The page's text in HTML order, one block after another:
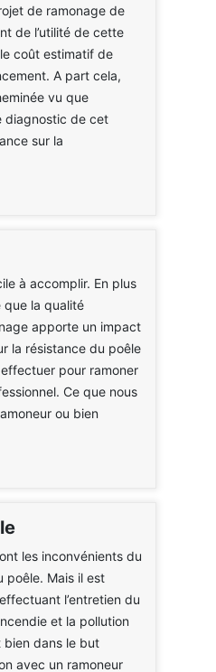
de ramonage de
de l’utilité de cette
coût estimatif de
A part cela,
vu que
diagnostic de cet
sur la
à accomplir. En plus
que la qualité
apporte un impact
la résistance du poêle
pour ramoner
Ce que nous
ou bien
les inconvénients du
poêle. Mais il est
l’entretien du
et la pollution
bien dans le but
avec un ramoneur